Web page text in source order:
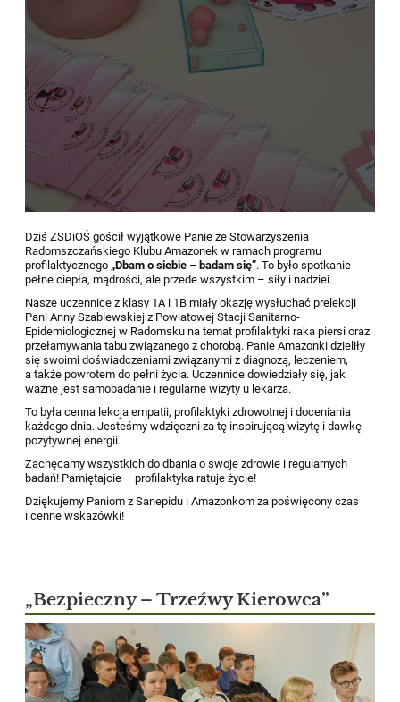
Dziś ZSDiOŚ gościł wyjątkowe Panie ze Stowarzyszenia
Radomszczańskiego Klubu Amazonek w ramach programu
profilaktycznego „Dbam o siebie – badam się”. To było spotkanie
pełne ciepła, mądrości, ale przede wszystkim – siły i nadziei.
Nasze uczennice z klasy 1A i 1B miały okazję wysłuchać prelekcji
Pani Anny Szablewskiej z Powiatowej Stacji Sanitarno-
Epidemiologicznej w Radomsku na temat profilaktyki raka piersi oraz
przełamywania tabu związanego z chorobą. Panie Amazonki dzieliły
się swoimi doświadczeniami związanymi z diagnozą, leczeniem,
a także powrotem do pełni życia. Uczennice dowiedziały się, jak
ważne jest samobadanie i regularne wizyty u lekarza.
To była cenna lekcja empatii, profilaktyki zdrowotnej i doceniania
każdego dnia. Jesteśmy wdzięczni za tę inspirującą wizytę i dawkę
pozytywnej energii.
Zachęcamy wszystkich do dbania o swoje zdrowie i regularnych
badań! Pamiętajcie – profilaktyka ratuje życie!
Dziękujemy Paniom z Sanepidu i Amazonkom za poświęcony czas
i cenne wskazówki!
„Bezpieczny – Trzeźwy Kierowca”